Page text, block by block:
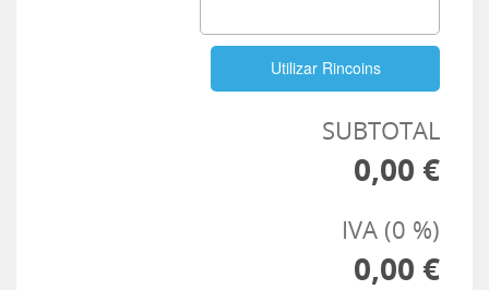
Utilizar Rincoins
SUBTOTAL
0,00 €
IVA (0 %)
0,00 €